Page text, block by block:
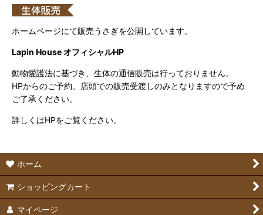
ホームページにて販売うさぎを公開しています。
Lapin House オフィシャルHP
動物愛護法に基づき、生体の通信販売は行っておりません。
HPからのご予約、店頭での販売受渡しのみとなりますので予め
ご了承ください。
詳しくはHPをご覧ください。
ホーム
ショッピングカート
マイページ